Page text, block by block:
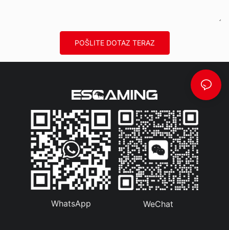
POŠLITE DOTAZ TERAZ
WhatsApp WeChat